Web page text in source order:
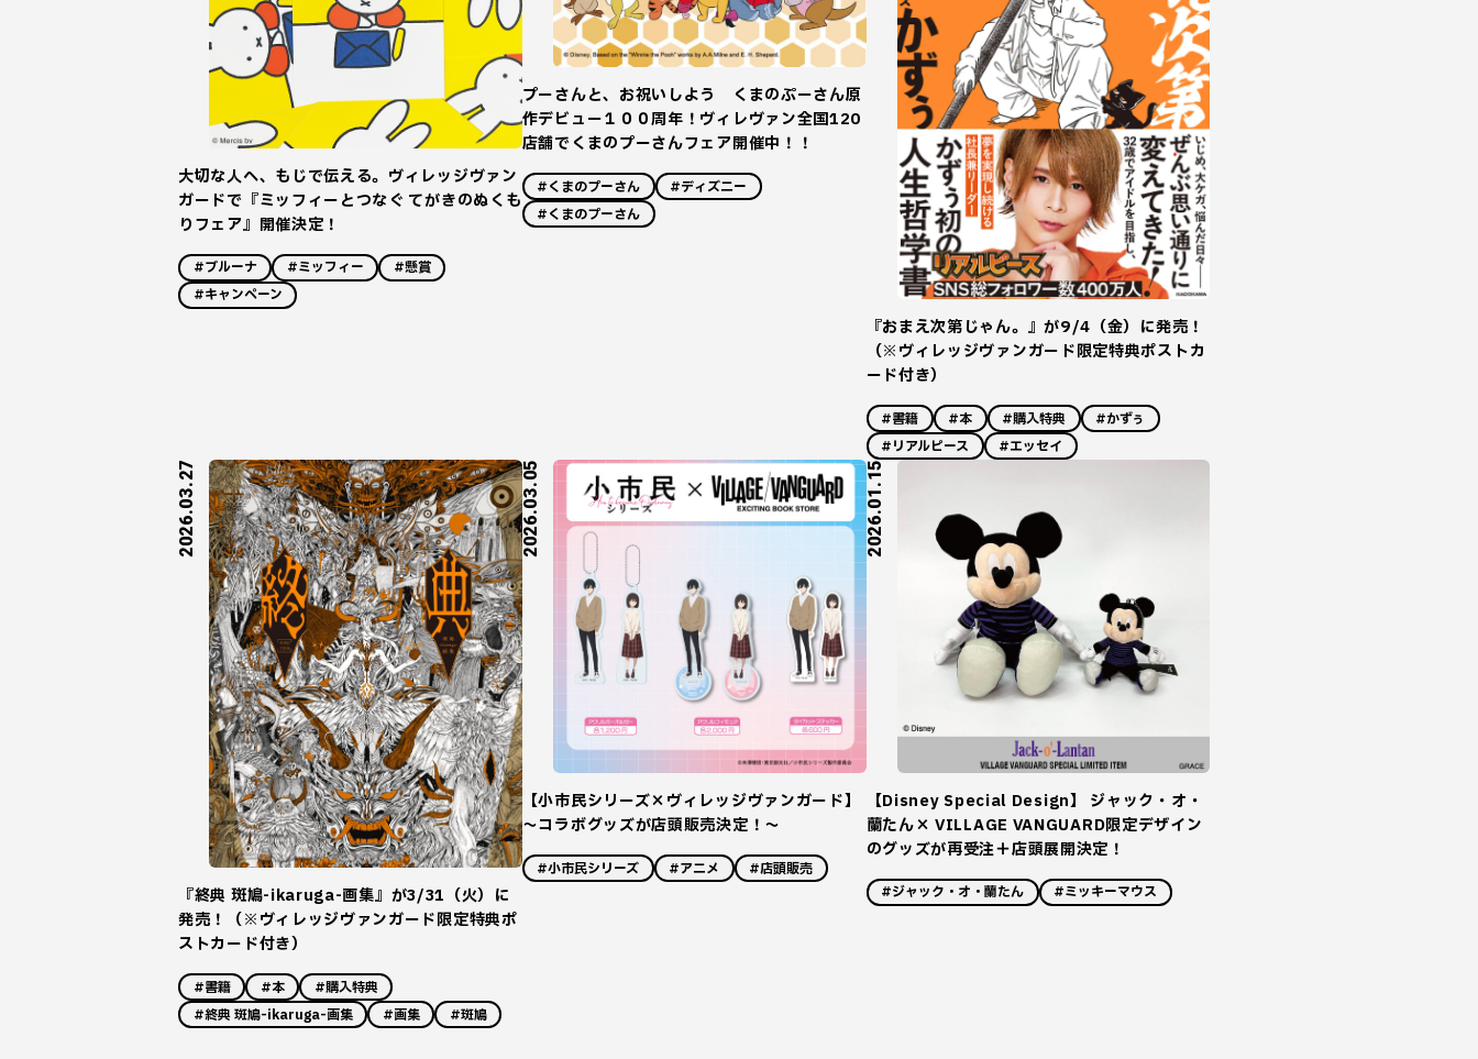
大切な人へ、もじで伝える。ヴィレッジヴァン
ガードで『ミッフィーとつなぐ てがきのぬくも
りフェア』開催決定！
#ブルーナ #ミッフィー
#懸賞
#キャンペーン
プーさんと、お祝いしよう くまのぷーさん原
作デビュー１００周年！ヴィレヴァン全国120
店舗でくまのプーさんフェア開催中！！
#くまのプーさん
#ディズニー
#くまのプーさん
『おまえ次第じゃん。』が9/4（金）に発売！
（※ヴィレッジヴァンガード限定特典ポストカ
ード付き）
#書籍 #本 #購入特典
#かずぅ
#リアルピース
#エッセイ
2026.03.27
『終典 斑鳩-ikaruga-画集』が3/31（火）に
発売！（※ヴィレッジヴァンガード限定特典ポ
ストカード付き）
#書籍 #本
#購入特典
#終典 斑鳩-ikaruga-画集
#画集 #斑鳩
2026.03.05
【小市民シリーズ×ヴィレッジヴァンガード】
～コラボグッズが店頭販売決定！～
#小市民シリーズ #アニメ #店頭販売
2026.01.15
【Disney Special Design】 ジャック・オ・
蘭たん× VILLAGE VANGUARD限定デザイン
のグッズが再受注＋店頭展開決定！
#ジャック・オ・蘭たん #ミッキーマウス